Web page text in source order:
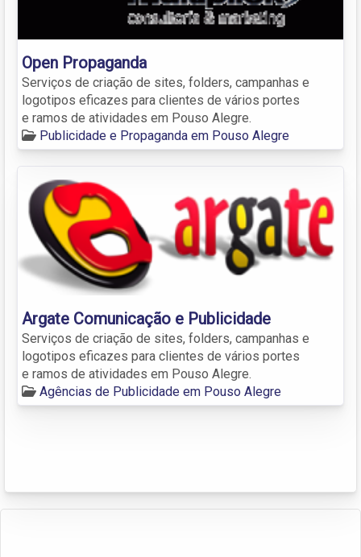
Open Propaganda
Serviços de criação de sites, folders, campanhas e
logotipos eficazes para clientes de vários portes
e ramos de atividades em Pouso Alegre.
Publicidade e Propaganda em Pouso Alegre
Argate Comunicação e Publicidade
Serviços de criação de sites, folders, campanhas e
logotipos eficazes para clientes de vários portes
e ramos de atividades em Pouso Alegre.
Agências de Publicidade em Pouso Alegre